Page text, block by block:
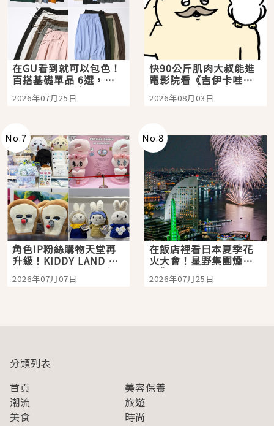
在GU看到就可以包色！
百搭基礎單品 6選，閉
眼全收也不心疼
2026年07月25日
快90公斤肌肉大叔能進
電影院看《吉伊卡哇》
嗎？日本重金屬樂團
「打首」會長與nagano
2026年08月03日
No.7
角色IP粉絲購物天堂再
升級！KIDDY LAND 原
宿店吉伊卡哇迎客，新
開幕 OMOKADO 店3分
2026年07月07日
No.8
在飯店裡看日本夏季花
火大會！星野集團煙火
景觀飯店6選，讓你不用
人擠人悠閒欣賞
2026年07月25日
分類列表
首頁
美容保養
潮流
旅遊
美食
時尚